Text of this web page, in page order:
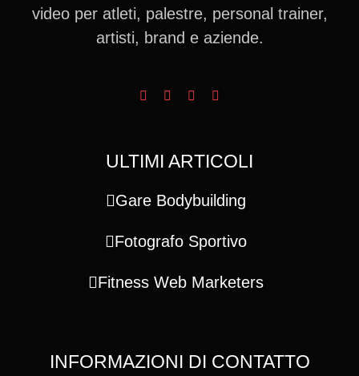
video per atleti, palestre, personal trainer,
artisti, brand e aziende.
ULTIMI ARTICOLI
Gare Bodybuilding
Fotografo Sportivo
Fitness Web Marketers
INFORMAZIONI DI CONTATTO